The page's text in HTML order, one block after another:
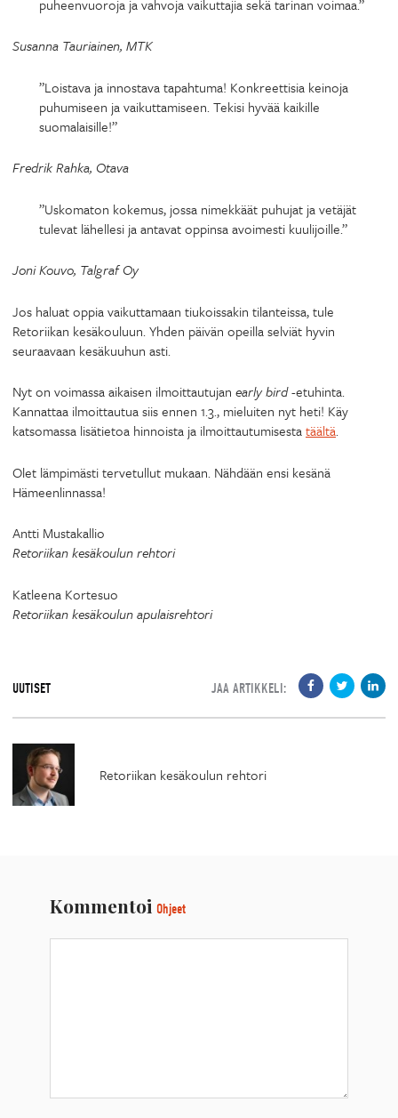
puheenvuoroja ja vahvoja vaikuttajia sekä tarinan voimaa.”
Susanna Tauriainen, MTK
”Loistava ja innostava tapahtuma! Konkreettisia keinoja
puhumiseen ja vaikuttamiseen. Tekisi hyvää kaikille
suomalaisille!”
Fredrik Rahka, Otava
”Uskomaton kokemus, jossa nimekkäät puhujat ja vetäjät
tulevat lähellesi ja antavat oppinsa avoimesti kuulijoille.”
Joni Kouvo, Talgraf Oy
Jos haluat oppia vaikuttamaan tiukoissakin tilanteissa, tule
Retoriikan kesäkouluun. Yhden päivän opeilla selviät hyvin
seuraavaan kesäkuuhun asti.
Nyt on voimassa aikaisen ilmoittautujan early bird-etuhinta.
Kannattaa ilmoittautua siis ennen 1.3., mieluiten nyt heti! Käy
katsomassa lisätietoa hinnoista ja ilmoittautumisestatäältä.
Olet lämpimästi tervetullut mukaan. Nähdään ensi kesänä
Hämeenlinnassa!
Antti Mustakallio
Retoriikan kesäkoulun rehtori
Katleena Kortesuo
Retoriikan kesäkoulun apulaisrehtori
UUTISET JAA ARTIKKELI:
Retoriikan kesäkoulun rehtori
Kommentoi Ohjeet